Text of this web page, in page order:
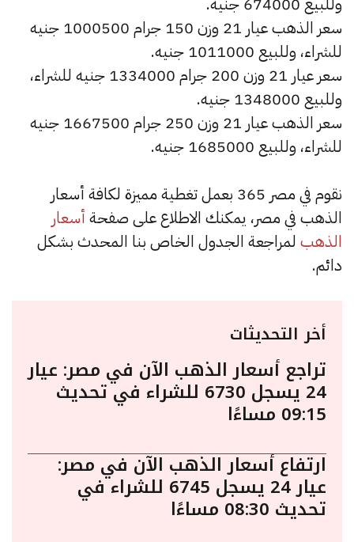
سعر الذهب عيار 21 وزن 150 جرام 1000500 جنيه
للشراء، وللبيع 1011000 جنيه.
سعر عيار 21 وزن 200 جرام 1334000 جنيه للشراء،
وللبيع 1348000 جنيه.
سعر الذهب عيار 21 وزن 250 جرام 1667500 جنيه
للشراء، وللبيع 1685000 جنيه.
نقوم في مصر 365 بعمل تغطية مميزة لكافة أسعار
الذهب في مصر، يمكنك الاطلاع على صفحة أسعار
الذهب لمراجعة الجدول الخاص بنا المحدث بشكل
دائم.
أخر التحديثات
تراجع أسعار الذهب الآن في مصر: عيار
24 يسجل 6730 للشراء في تحديث
09:15 مساءًا
ارتفاع أسعار الذهب الآن في مصر:
عيار 24 يسجل 6745 للشراء في
تحديث 08:30 مساءًا